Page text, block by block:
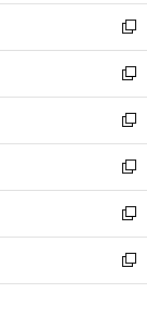
く
ウ
で
開
く
ン
ド
ウ
で
開
く
ウ
ィ
ン
ド
ウ
で
開
く
し
い
ウ
ィ
ン
ド
ウ
で
開
く
新
し
い
ウ
ィ
ン
ド
ウ
で
開
く
新
し
い
ウ
ィ
ン
ド
ウ
で
開
新
し
い
ウ
ィ
ン
ド
ウ
新
し
い
ウ
ィ
ン
新
し
い
ウ
新
し